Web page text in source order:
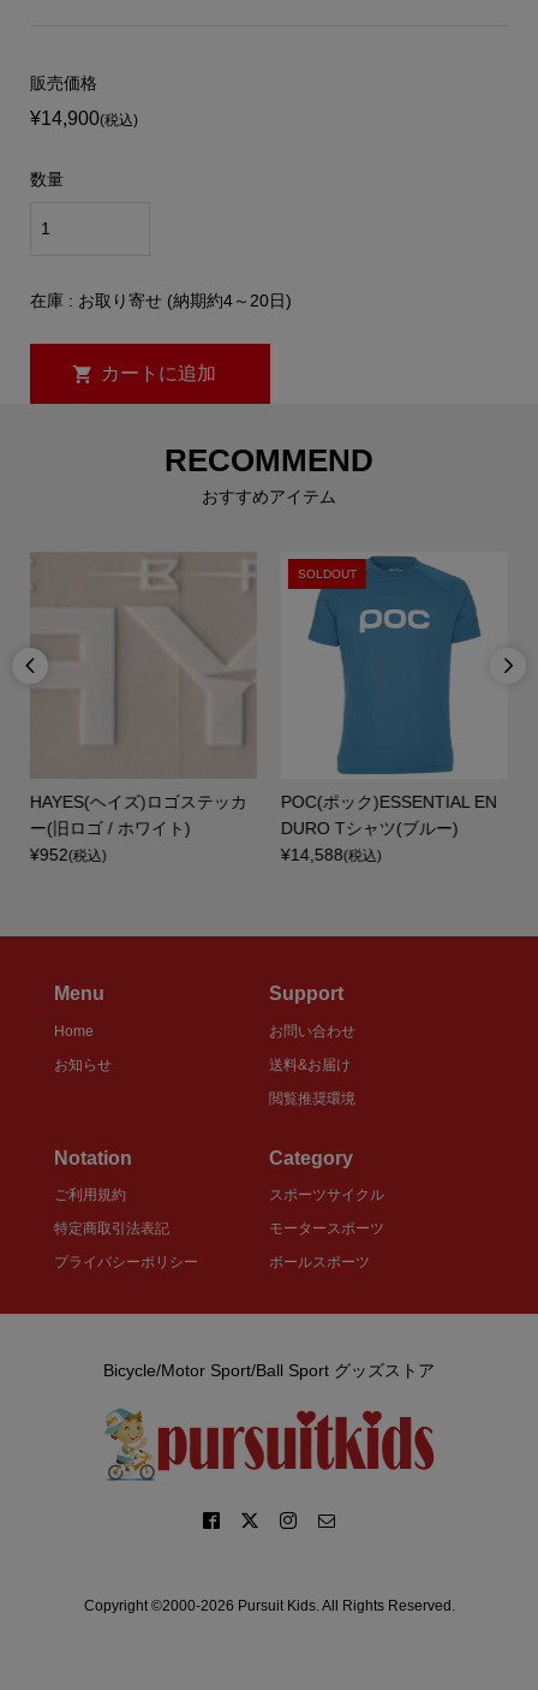
販売価格
¥14,900(税込)
数量
在庫 : お取り寄せ (納期約4～20日)
RECOMMEND
おすすめアイテム

HAYES(ヘイズ)ロゴステッカ
ー(旧ロゴ / ホワイト)
¥952(税込)
SOLDOUT
POC(ポック)ESSENTIAL EN
DURO Tシャツ(ブルー)
¥14,588(税込)

Menu
Home
お知らせ
Support
お問い合わせ
送料&お届け
閲覧推奨環境
Notation
ご利用規約
特定商取引法表記
プライバシーポリシー
Category
スポーツサイクル
モータースポーツ
ボールスポーツ
Bicycle/Motor Sport/Ball Sport グッズストア
Copyright ©2000-2026 Pursuit Kids. All Rights Reserved.